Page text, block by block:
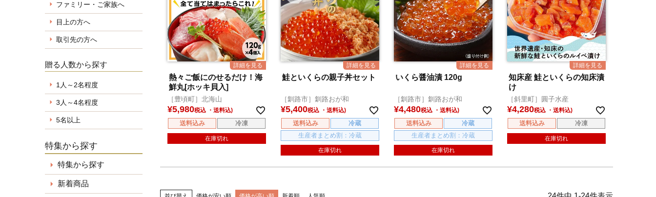
ファミリー・ご家族へ
目上の方へ
取引先の方へ
贈る人数から探す
1人～2名程度
3人～4名程度
5名以上
特集から探す
特集から探す
新着商品
熱々ご飯にのせるだけ！海
鮮丸[ホッキ貝入]
［豊頃町］北海山
¥5,980税込
送料込み 冷凍
在庫切れ
鮭といくらの親子丼セット
［釧路市］釧路おが和
¥5,400税込
送料込み
冷蔵
生産者まとめ割：冷蔵
在庫切れ
いくら醤油漬 120g
［釧路市］釧路おが和
¥4,480税込
送料込み
冷蔵
生産者まとめ割：冷蔵
在庫切れ
知床産 鮭といくらの知床漬
け
［斜里町］圓子水産
¥4,280税込
送料込み 冷凍
在庫切れ